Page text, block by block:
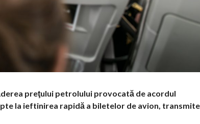
preţului petrolului provocată de acordul
la ieftinirea rapidă a biletelor de avion, transmite